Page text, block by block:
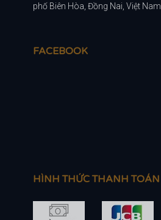
phố Biên Hòa, Đồng Nai, Việt Nam.
FACEBOOK
HÌNH THỨC THANH TOÁN